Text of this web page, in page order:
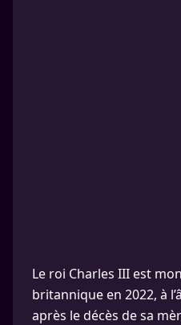
Le roi Charles III est
britannique en 2022, à
après le décès de sa